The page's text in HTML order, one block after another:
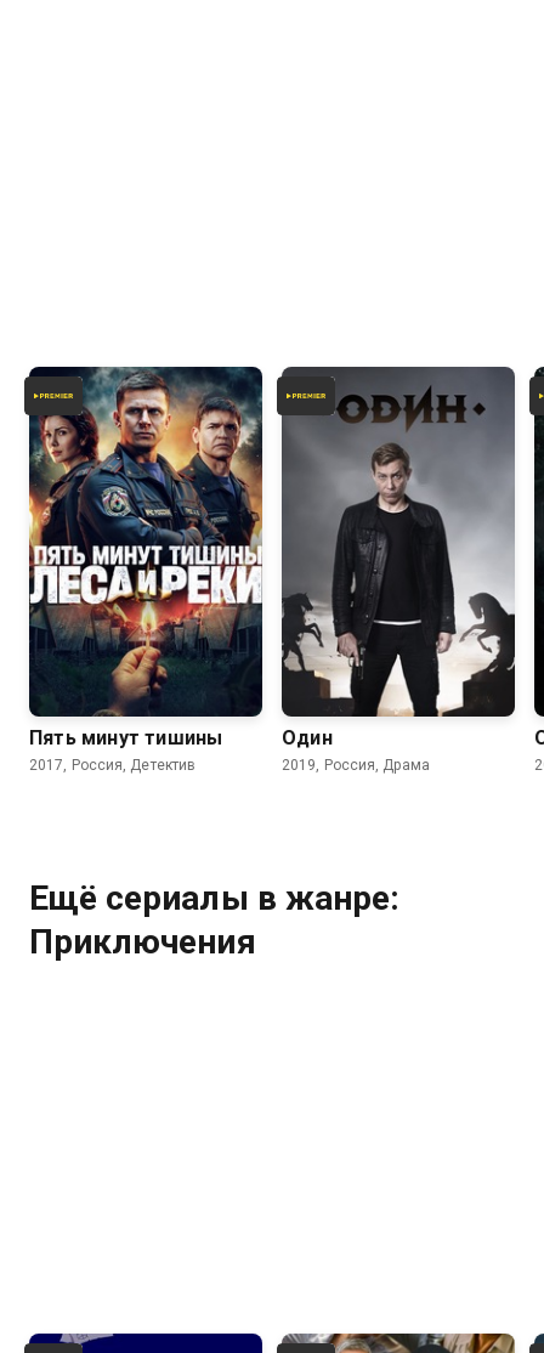
Пять минут тишины
2017, Россия, Детектив
7.7
Один
2019, Россия, Драма
Ещё сериалы в жанре:
Приключения